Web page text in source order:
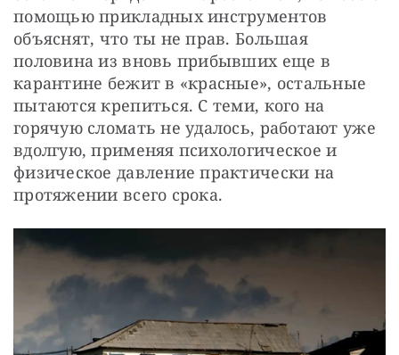
помощью прикладных инструментов
объяснят, что ты не прав. Большая
половина из вновь прибывших еще в
карантине бежит в «красные», остальные
пытаются крепиться. С теми, кого на
горячую сломать не удалось, работают уже
вдолгую, применяя психологическое и
физическое давление практически на
протяжении всего срока.